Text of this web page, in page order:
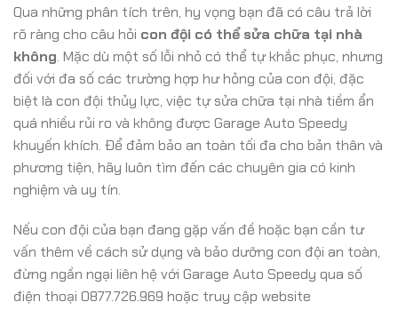
Qua những phân tích trên, hy vọng bạn đã có câu trả lời
rõ ràng cho câu hỏi con đội có thể sửa chữa tại nhà
không. Mặc dù một số lỗi nhỏ có thể tự khắc phục, nhưng
đối với đa số các trường hợp hư hỏng của con đội, đặc
biệt là con đội thủy lực, việc tự sửa chữa tại nhà tiềm ẩn
quá nhiều rủi ro và không được Garage Auto Speedy
khuyến khích. Để đảm bảo an toàn tối đa cho bản thân và
phương tiện, hãy luôn tìm đến các chuyên gia có kinh
nghiệm và uy tín.
Nếu con đội của bạn đang gặp vấn đề hoặc bạn cần tư
vấn thêm về cách sử dụng và bảo dưỡng con đội an toàn,
đừng ngần ngại liên hệ với Garage Auto Speedy qua số
điện thoại 0877.726.969 hoặc truy cập website